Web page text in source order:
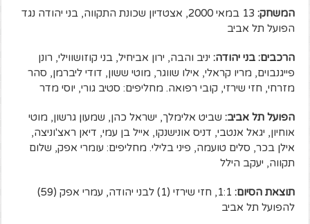
המשחק:
13 במאי 2000, אצטדיון שכונת התקווה, בני יהודה נגד
הפועל תל אביב
הרכבים: בני יהודה: יניב והבה, ירון אביחיל, בני קוזושווילי, רונן
פייגנבוים, מריו קראלי, אילו שווגר, מוטי ששון, דודי ליברמן, סהר
מזרחי, חזי שירזי, קובי רפואה. מחליפים: סטיב גורי, יוסי מדר
הפועל תל אביב: שביט אלימלך, ישראל כהן, שמעון גרשון, מוטי
אוחיון, יגאל אנטבי, דניס אונישנקו, אייל בן עמי, דיאן ראצ'וניצה,
אילן בכר, סלים טועמה, פיני בלילי. מחליפים: עומרי אפק, שלום
תקווה, יעקב הילל
תוצאת הסיום:
1:1, חזי שירזי (1) לבני יהודה, עמרי אפק (59)
להפועל תל אביב